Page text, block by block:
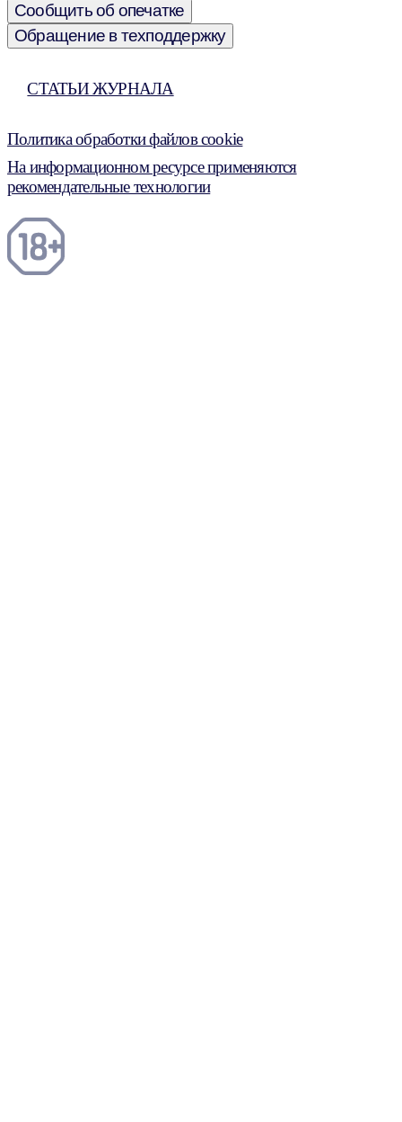
Сообщить об опечатке
Обращение в техподдержку
СТАТЬИ ЖУРНАЛА
Политика обработки файлов cookie
На информационном ресурсе применяются
рекомендательные технологии